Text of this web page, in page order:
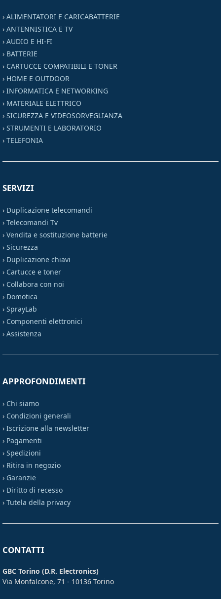
› ALIMENTATORI E CARICABATTERIE
› ANTENNISTICA E TV
› AUDIO E HI-FI
› BATTERIE
› CARTUCCE COMPATIBILI E TONER
› HOME E OUTDOOR
› INFORMATICA E NETWORKING
› MATERIALE ELETTRICO
› SICUREZZA E VIDEOSORVEGLIANZA
› STRUMENTI E LABORATORIO
› TELEFONIA
SERVIZI
› Duplicazione telecomandi
› Telecomandi Tv
› Vendita e sostituzione batterie
› Sicurezza
› Duplicazione chiavi
› Cartucce e toner
› Collabora con noi
› Domotica
› SprayLab
› Componenti elettronici
› Assistenza
APPROFONDIMENTI
› Chi siamo
› Condizioni generali
› Iscrizione alla newsletter
› Pagamenti
› Spedizioni
› Ritira in negozio
› Garanzie
› Diritto di recesso
› Tutela della privacy
CONTATTI
GBC Torino (D.R. Electronics)
Via Monfalcone, 71 - 10136 Torino